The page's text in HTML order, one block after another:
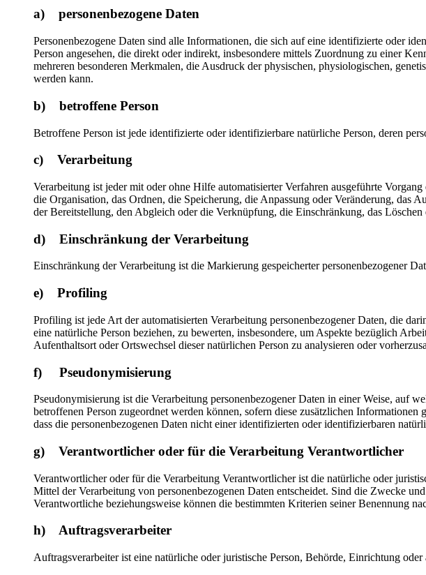
a) personenbezogene Daten
Personenbezogene Daten sind alle Informationen, die sich auf eine identifizierte oder
Person angesehen, die direkt oder indirekt, insbesondere mittels Zuordnung zu einer
mehreren besonderen Merkmalen, die Ausdruck der physischen, physiologischen,
werden kann.
b) betroffene Person
Betroffene Person ist jede identifizierte oder identifizierbare natürliche Person, deren
c) Verarbeitung
Verarbeitung ist jeder mit oder ohne Hilfe automatisierter Verfahren ausgeführte
die Organisation, das Ordnen, die Speicherung, die Anpassung oder Veränderung,
der Bereitstellung, den Abgleich oder die Verknüpfung, die Einschränkung, das
d) Einschränkung der Verarbeitung
Einschränkung der Verarbeitung ist die Markierung gespeicherter personenbezogener
e) Profiling
Profiling ist jede Art der automatisierten Verarbeitung personenbezogener Daten, die
eine natürliche Person beziehen, zu bewerten, insbesondere, um Aspekte bezüglich
Aufenthaltsort oder Ortswechsel dieser natürlichen Person zu analysieren oder
f) Pseudonymisierung
Pseudonymisierung ist die Verarbeitung personenbezogener Daten in einer Weise, auf
betroffenen Person zugeordnet werden können, sofern diese zusätzlichen
dass die personenbezogenen Daten nicht einer identifizierten oder identifizierbaren
g) Verantwortlicher oder für die Verarbeitung Verantwortlicher
Verantwortlicher oder für die Verarbeitung Verantwortlicher ist die natürliche oder
Mittel der Verarbeitung von personenbezogenen Daten entscheidet. Sind die Zwecke
Verantwortliche beziehungsweise können die bestimmten Kriterien seiner Benennung
h) Auftragsverarbeiter
Auftragsverarbeiter ist eine natürliche oder juristische Person, Behörde, Einrichtung